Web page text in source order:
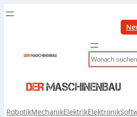
Search
RobotikMechanikElektrikElektronik